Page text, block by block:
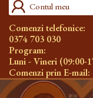
Contul meu
Comenzi telefonice:
0374 703 030
Program:
Luni - Vineri (09:00-
Comenzi prin E-mail: